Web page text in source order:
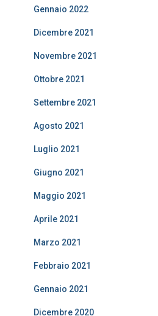
Gennaio 2022
Dicembre 2021
Novembre 2021
Ottobre 2021
Settembre 2021
Agosto 2021
Luglio 2021
Giugno 2021
Maggio 2021
Aprile 2021
Marzo 2021
Febbraio 2021
Gennaio 2021
Dicembre 2020